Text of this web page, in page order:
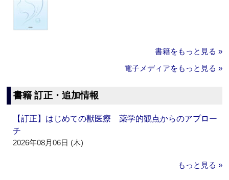
書籍をもっと見る »
電子メディアをもっと見る »
書籍 訂正・追加情報
【訂正】はじめての獣医療 薬学的観点からのアプロー
チ
2026年08月06日 (木)
もっと見る »